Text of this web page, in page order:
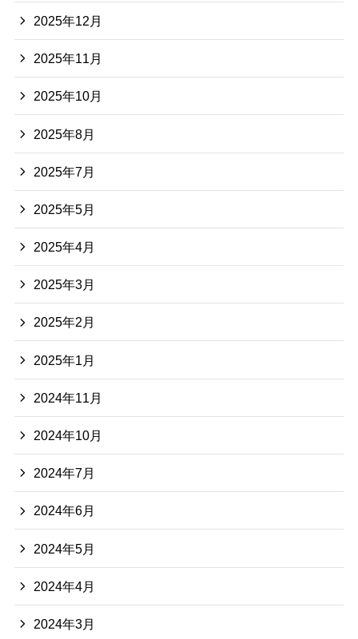
2025年12月
2025年11月
2025年10月
2025年8月
2025年7月
2025年5月
2025年4月
2025年3月
2025年2月
2025年1月
2024年11月
2024年10月
2024年7月
2024年6月
2024年5月
2024年4月
2024年3月